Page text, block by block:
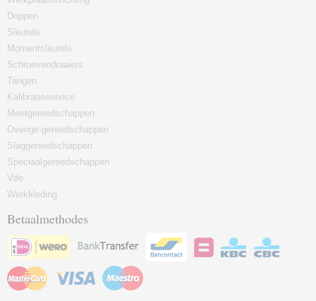
Doppen
Sleutels
Momentsleutels
Schroevendraaiers
Tangen
Kalibratieservice
Meetgereedschappen
Overige-gereedschappen
Slaggereedschappen
Speciaalgereedschappen
Vde
Werkkleding
Betaalmethodes